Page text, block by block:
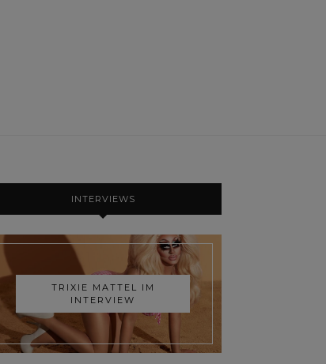
INTERVIEWS
TRIXIE MATTEL IM
INTERVIEW